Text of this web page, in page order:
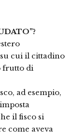
cui il cittadino
frutto di
ad esempio,
il fisco si
come aveva